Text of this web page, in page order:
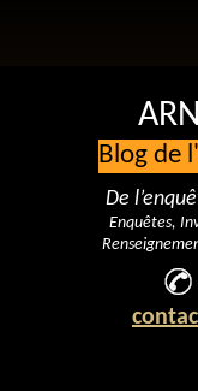
Blog de
De
Enquêtes,